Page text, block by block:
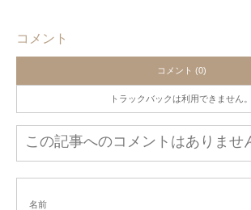
コメント
コメント (0)
トラックバックは利用できません。
この記事へのコメントはありませ
名前